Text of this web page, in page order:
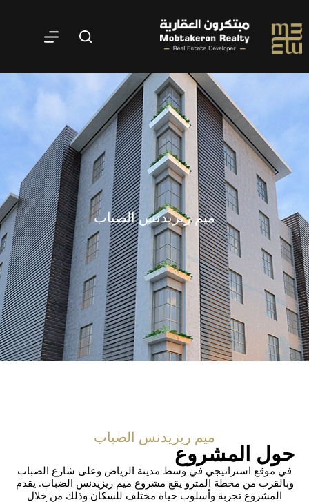
ميم ريزيدنس الضباب
ميم ريزيدنس الضباب
حول المشروع
في موقع استراتيجي في وسط مدينة الرياض وعلى شارع الضباب
وبالقرب من محطة المترو يقع مشروع ميم ريزيدنس الضباب. يقدم
المشروع تجربة وأسلوب حياة مختلف للسكان وذلك من خلال